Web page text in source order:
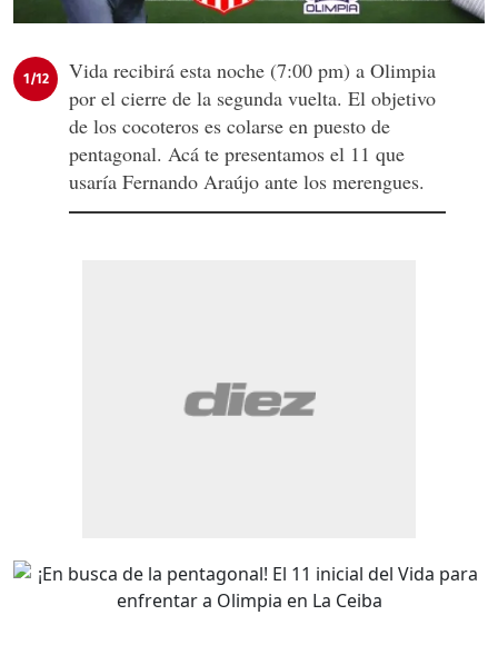
1/12
Vida recibirá esta noche (7:00 pm) a Olimpia
por el cierre de la segunda vuelta. El objetivo
de los cocoteros es colarse en puesto de
pentagonal. Acá te presentamos el 11 que
usaría Fernando Araújo ante los merengues.